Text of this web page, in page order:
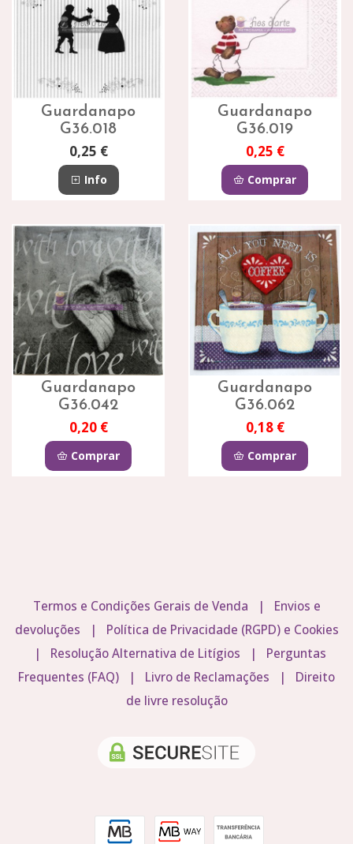
Guardanapo
G36.018
0,25 €
Info
Guardanapo
G36.019
0,25 €
Comprar
Guardanapo
G36.042
0,20 €
Comprar
Guardanapo
G36.062
0,18 €
Comprar
Termos e Condições Gerais de Venda | Envios e
devoluções | Política de Privacidade (RGPD) e Cookies
| Resolução Alternativa de Litígios | Perguntas
Frequentes (FAQ) | Livro de Reclamações | Direito
de livre resolução